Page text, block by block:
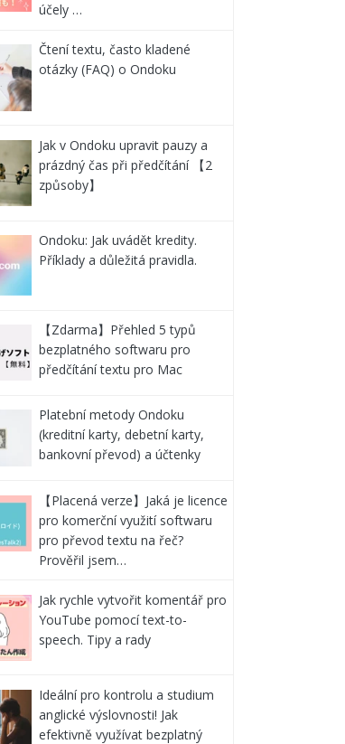
účely …
Čtení textu, často kladené
otázky (FAQ) o Ondoku
Jak v Ondoku upravit pauzy a
prázdný čas při předčítání 【2
způsoby】
Ondoku: Jak uvádět kredity.
Příklady a důležitá pravidla.
【Zdarma】Přehled 5 typů
bezplatného softwaru pro
předčítání textu pro Mac
Platební metody Ondoku
(kreditní karty, debetní karty,
bankovní převod) a účtenky
【Placená verze】Jaká je licence
pro komerční využití softwaru
pro převod textu na řeč?
Prověřil jsem…
Jak rychle vytvořit komentář pro
YouTube pomocí text-to-
speech. Tipy a rady
Ideální pro kontrolu a studium
anglické výslovnosti! Jak
efektivně využívat bezplatný